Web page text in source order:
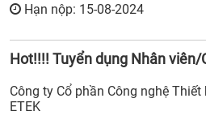
Hạn nộp: 15-08-2024
Hot!!!! Tuyển dụng Nhân viên/
Công ty Cổ phần Công nghệ Thiết
ETEK